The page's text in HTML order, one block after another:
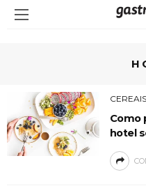
Como
hotel